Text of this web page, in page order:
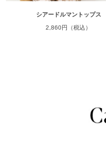
シアードルマントップス
2,860円（税込）